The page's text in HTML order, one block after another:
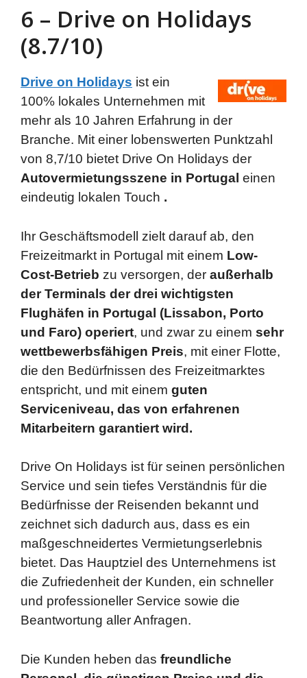
6 – Drive on Holidays
(8.7/10)
Drive on Holidays ist ein
100% lokales Unternehmen mit
mehr als 10 Jahren Erfahrung in der
Branche. Mit einer lobenswerten Punktzahl
von 8,7/10 bietet Drive On Holidays der
Autovermietungsszene in Portugal einen
eindeutig lokalen Touch .
Ihr Geschäftsmodell zielt darauf ab, den
Freizeitmarkt in Portugal mit einem Low-
Cost-Betrieb zu versorgen, der außerhalb
der Terminals der drei wichtigsten
Flughäfen in Portugal (Lissabon, Porto
und Faro) operiert, und zwar zu einem sehr
wettbewerbsfähigen Preis, mit einer Flotte,
die den Bedürfnissen des Freizeitmarktes
entspricht, und mit einem guten
Serviceniveau, das von erfahrenen
Mitarbeitern garantiert wird.
Drive On Holidays ist für seinen persönlichen
Service und sein tiefes Verständnis für die
Bedürfnisse der Reisenden bekannt und
zeichnet sich dadurch aus, dass es ein
maßgeschneidertes Vermietungserlebnis
bietet. Das Hauptziel des Unternehmens ist
die Zufriedenheit der Kunden, ein schneller
und professioneller Service sowie die
Beantwortung aller Anfragen.
Die Kunden heben das freundliche